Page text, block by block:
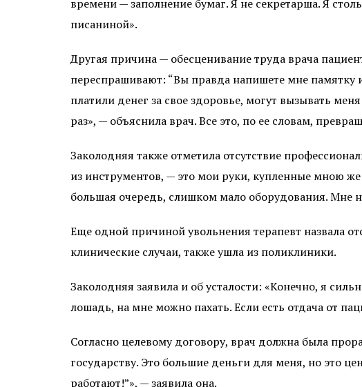
времени — заполнение бумаг. Я не секретарша. Я
писаниной».
Другая причина — обесценивание труда врача
переспрашивают: “Вы правда напишете мне памятку
платили денег за свое здоровье, могут вызывать
раз», — объяснила врач. Все это, по ее словам,
Заколодняя также отметила отсутствие
из инструментов, — это мои руки, купленные мною
большая очередь, слишком мало оборудования. Мне
Еще одной причиной увольнения терапевт назвала
клинические случаи, также ушла из поликлиники.
Заколодняя заявила и об усталости: «Конечно, я
лошадь, на мне можно пахать. Если есть отдача от
Согласно целевому договору, врач должна была
государству. Это большие деньги для меня, но это
работают!”», — заявила она.